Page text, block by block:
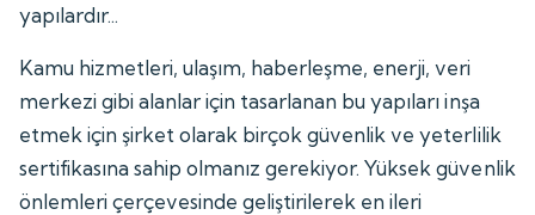
yapılardır...
Kamu hizmetleri, ulaşım, haberleşme, enerji, veri
merkezi gibi alanlar için tasarlanan bu yapıları inşa
etmek için şirket olarak birçok güvenlik ve yeterlilik
sertifikasına sahip olmanız gerekiyor. Yüksek güvenlik
önlemleri çerçevesinde geliştirilerek en ileri